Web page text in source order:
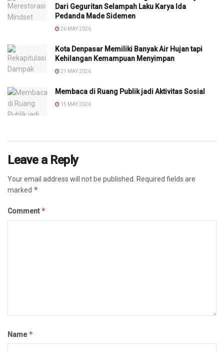
Dari Geguritan Selampah Laku Karya Ida
Pedanda Made Sidemen
26 MAY 2026
Kota Denpasar Memiliki Banyak Air Hujan tapi
Kehilangan Kemampuan Menyimpan
21 MAY 2026
Membaca di Ruang Publik jadi Aktivitas Sosial
15 MAY 2026
Leave a Reply
Your email address will not be published.
Required fields are
marked *
Comment*
Name*